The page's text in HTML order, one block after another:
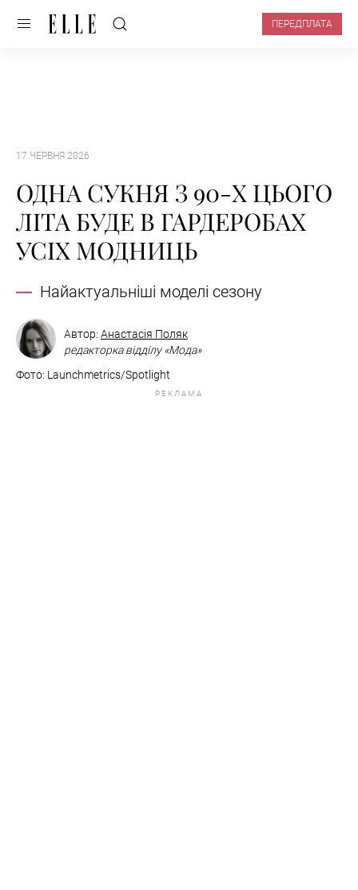
ПЕРЕДПЛАТА
17 ЧЕРВНЯ 2026
ОДНА СУКНЯ З 90-Х ЦЬОГО
ЛІТА БУДЕ В ГАРДЕРОБАХ
УСІХ МОДНИЦЬ
Найактуальніші моделі сезону
Автор: Анастасія Поляк
редакторка відділу «Мода»
Фото: Launchmetrics/Spotlight
РЕКЛАМА